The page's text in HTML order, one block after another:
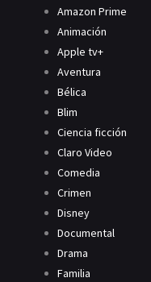
Amazon Prime
Animación
Apple tv+
Aventura
Bélica
Blim
Ciencia ficción
Claro Video
Comedia
Crimen
Disney
Documental
Drama
Familia